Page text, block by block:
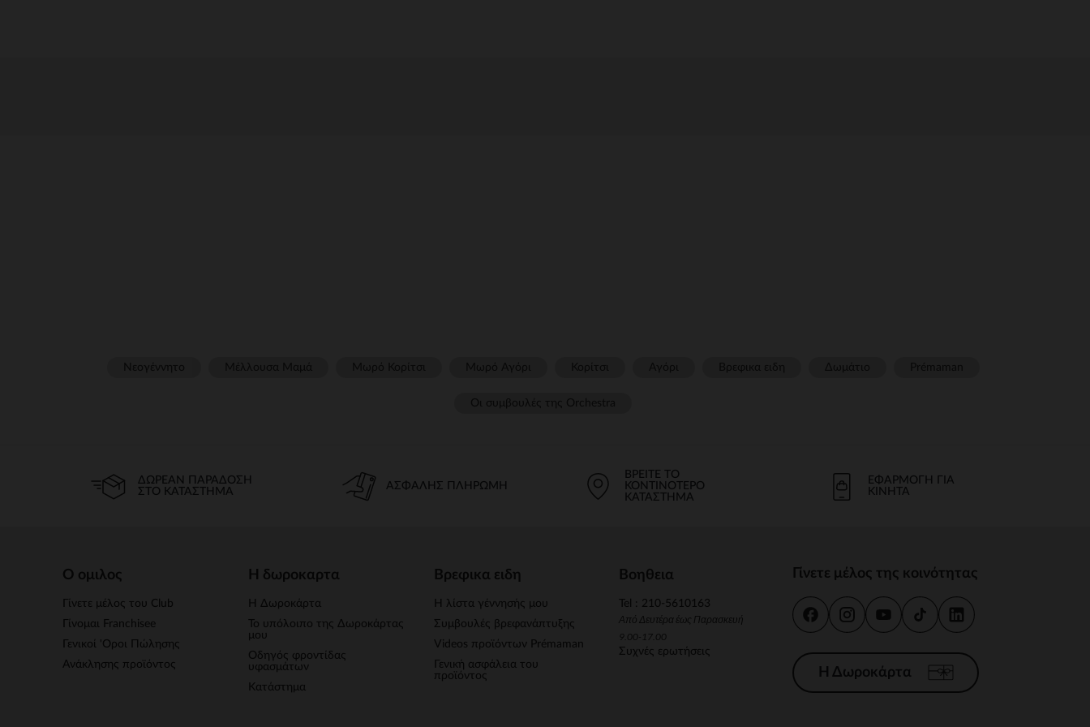
ΔΩΡΕΆΝ ΠΑΡΆΔΟΣΗ
ΣΤΟ ΚΑΤΆΣΤΗΜΑ
ΑΣΦΑΛΉΣ ΠΛΗΡΩΜΉ
ΒΡΕΊΤΕ ΤΟ
ΚΟΝΤΙΝΌΤΕΡΟ
ΚΑΤΆΣΤΗΜΑ
ΕΦΑΡΜΟΓΉ ΓΙΑ
ΚΙΝΗΤΆ
Ο ομιλος
Γίνετε μέλος του Club
Γίνομαι Franchisee
Γενικοί 'Οροι Πώλησης
Ανάκλησης προϊόντος
Η δωροκαρτα
Η Δωροκάρτα
Το υπόλοιπο της Δωροκάρτας
μου
Οδηγός φροντίδας
υφασμάτων
Κατάστημα
Βρεφικα ειδη
Η λίστα γέννησής μου
Συμβουλές βρεφανάπτυξης
Videos προϊόντων Prémaman
Γενική ασφάλεια του
προϊόντος
Βοηθεια
Tel : 210-5610163
Από Δευτέρα έως Παρασκευή
9.00-17.00
Συχνές ερωτήσεις
Γίνετε μέλος της κοινότητας
Η Δωροκάρτα